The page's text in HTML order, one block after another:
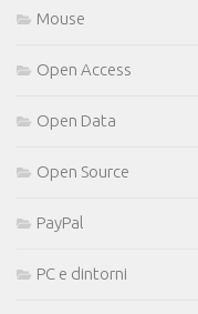
Mouse
Open Access
Open Data
Open Source
PayPal
PC e dintorni